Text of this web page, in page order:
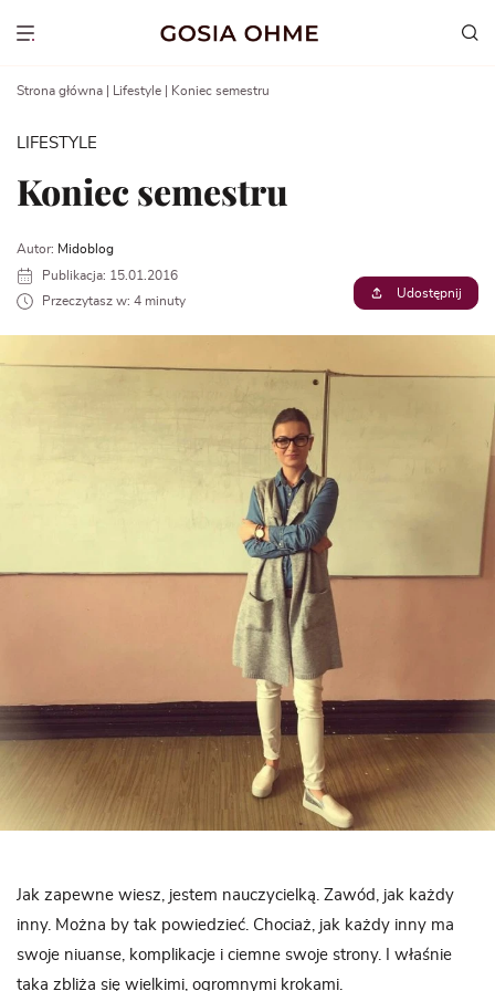
Show menu
Strona główna Lifestyle Koniec semestru
LIFESTYLE
Koniec semestru
Autor: Midoblog
Publikacja: 15.01.2016
Przeczytasz w: 4 minuty
Udostępnij
Jak zapewne wiesz, jestem nauczycielką. Zawód, jak każdy
inny. Można by tak powiedzieć. Chociaż, jak każdy inny ma
swoje niuanse, komplikacje i ciemne swoje strony. I właśnie
taka zbliża się wielkimi, ogromnymi krokami.